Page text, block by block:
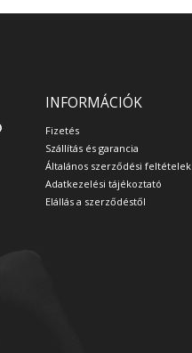
INFORMÁCIÓK
Fizetés
Szállítás és garancia
Általános szerződési feltételek
Adatkezelési tájékoztató
Elállás a szerződéstől